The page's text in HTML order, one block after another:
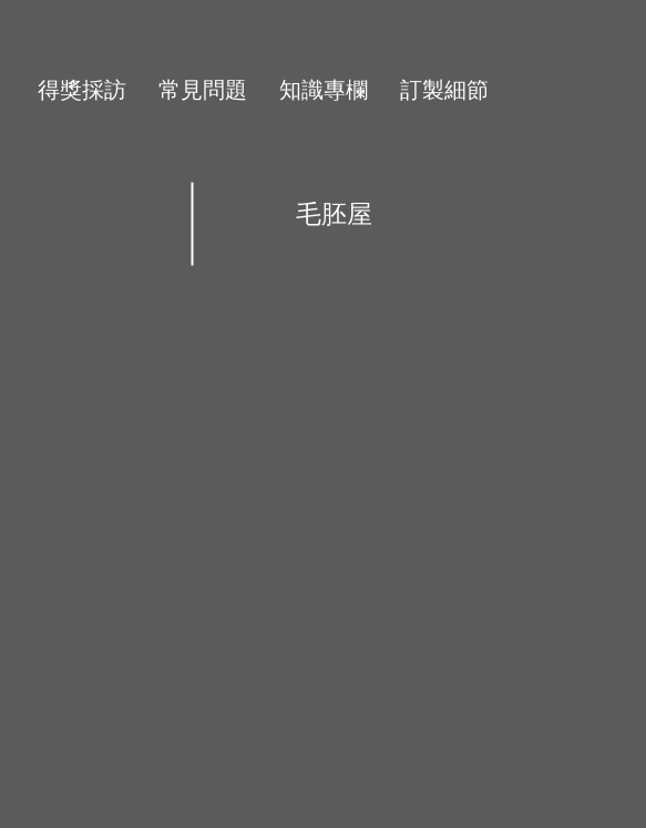
得獎採訪 常見問題 知識專欄 訂製細節
毛胚屋